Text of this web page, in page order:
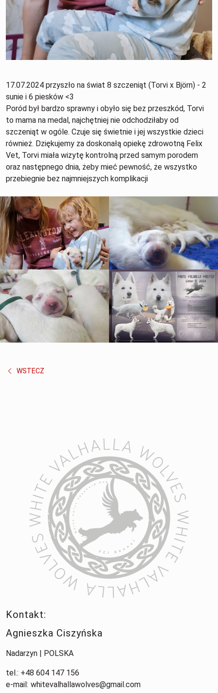
17.07.2024 przyszło na świat 8 szczeniąt (Torvi x Björn) - 2
sunie i 6 piesków <3
Poród był bardzo sprawny i obyło się bez przeszkód, Torvi
to mama na medal, najchętniej nie odchodziłaby od
szczeniąt w ogóle. Czuje się świetnie i jej wszystkie dzieci
również. Dziękujemy za doskonałą opiekę zdrowotną Felix
Vet, Torvi miała wizytę kontrolną przed samym porodem
oraz następnego dnia, żeby mieć pewność, że wszystko
przebiegnie bez najmniejszych komplikacji
WSTECZ
Kontakt:
Agnieszka Ciszyńska
Nadarzyn | POLSKA
tel.: +48 604 147 156
e-mail: whitevalhallawolves@gmail.com